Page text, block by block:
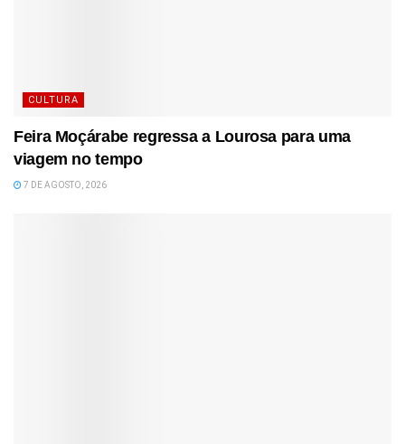
CULTURA
Feira Moçárabe regressa a Lourosa para uma
viagem no tempo
7 DE AGOSTO, 2026